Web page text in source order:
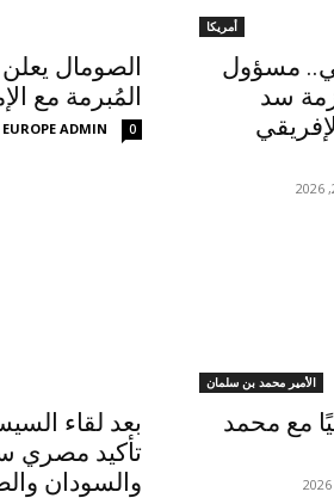
أمريكا
مسؤول
سد
الصومال يعلن
المُبرمة مع
ADMIN 0
الأمير محمد بن سلمان
مع محمد
بعد لقاء
تأكيد مصري
والسودان